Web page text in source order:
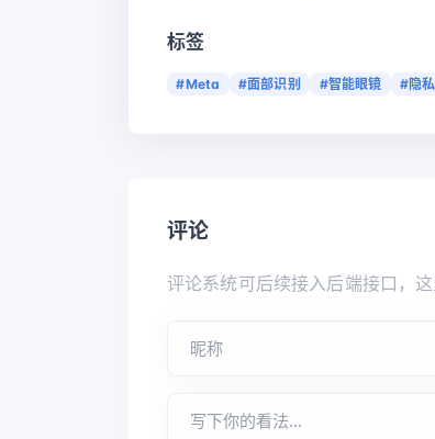
标签
#Meta #面部识别 #智能眼镜 #隐
评论
评论系统可后续接入后端接口，